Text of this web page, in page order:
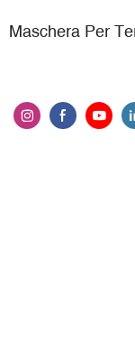
Maschera Per